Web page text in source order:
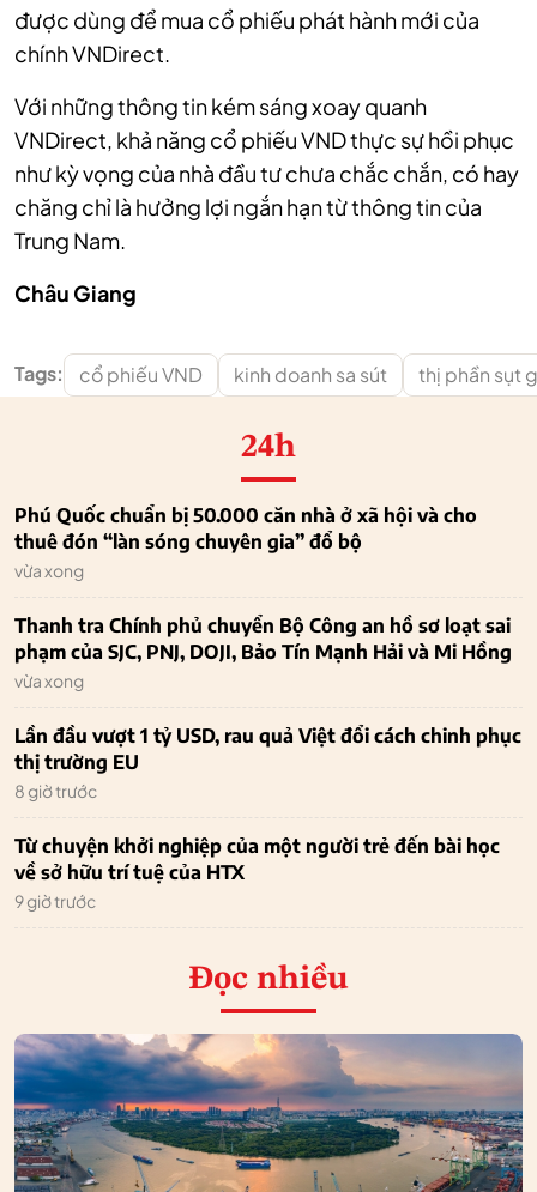
được dùng để mua cổ phiếu phát hành mới của
chính VNDirect.
Với những thông tin kém sáng xoay quanh
VNDirect, khả năng cổ phiếu VND thực sự hồi phục
như kỳ vọng của nhà đầu tư chưa chắc chắn, có hay
chăng chỉ là hưởng lợi ngắn hạn từ thông tin của
Trung Nam.
Châu Giang
Tags: cổ phiếu VND kinh doanh sa sút thị phần sụt
24h
Phú Quốc chuẩn bị 50.000 căn nhà ở xã hội và cho
thuê đón “làn sóng chuyên gia” đổ bộ
vừa xong
Thanh tra Chính phủ chuyển Bộ Công an hồ sơ loạt sai
phạm của SJC, PNJ, DOJI, Bảo Tín Mạnh Hải và Mi Hồng
vừa xong
Lần đầu vượt 1 tỷ USD, rau quả Việt đổi cách chinh phục
thị trường EU
8 giờ trước
Từ chuyện khởi nghiệp của một người trẻ đến bài học
về sở hữu trí tuệ của HTX
9 giờ trước
Đọc nhiều